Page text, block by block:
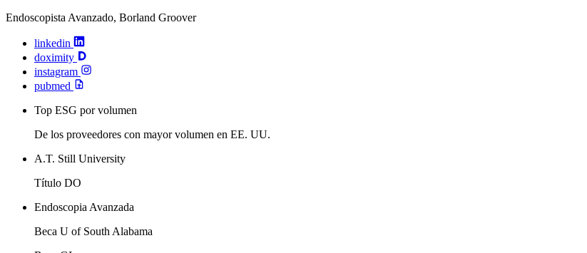
Endoscopista Avanzado, Borland Groover
linkedin
doximity
instagram
pubmed
Top ESG por volumen
De los proveedores con mayor volumen en EE. UU.
A.T. Still University
Título DO
Endoscopia Avanzada
Beca U of South Alabama